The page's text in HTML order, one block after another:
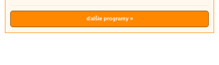
ďalšie programy »